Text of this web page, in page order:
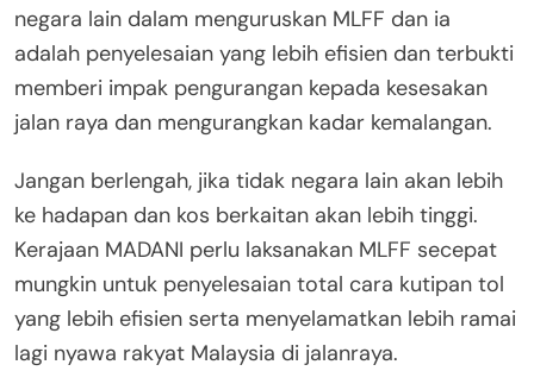
negara lain dalam menguruskan MLFF dan ia
adalah penyelesaian yang lebih efisien dan terbukti
memberi impak pengurangan kepada kesesakan
jalan raya dan mengurangkan kadar kemalangan.
Jangan berlengah, jika tidak negara lain akan lebih
ke hadapan dan kos berkaitan akan lebih tinggi.
Kerajaan MADANI perlu laksanakan MLFF secepat
mungkin untuk penyelesaian total cara kutipan tol
yang lebih efisien serta menyelamatkan lebih ramai
lagi nyawa rakyat Malaysia di jalanraya.